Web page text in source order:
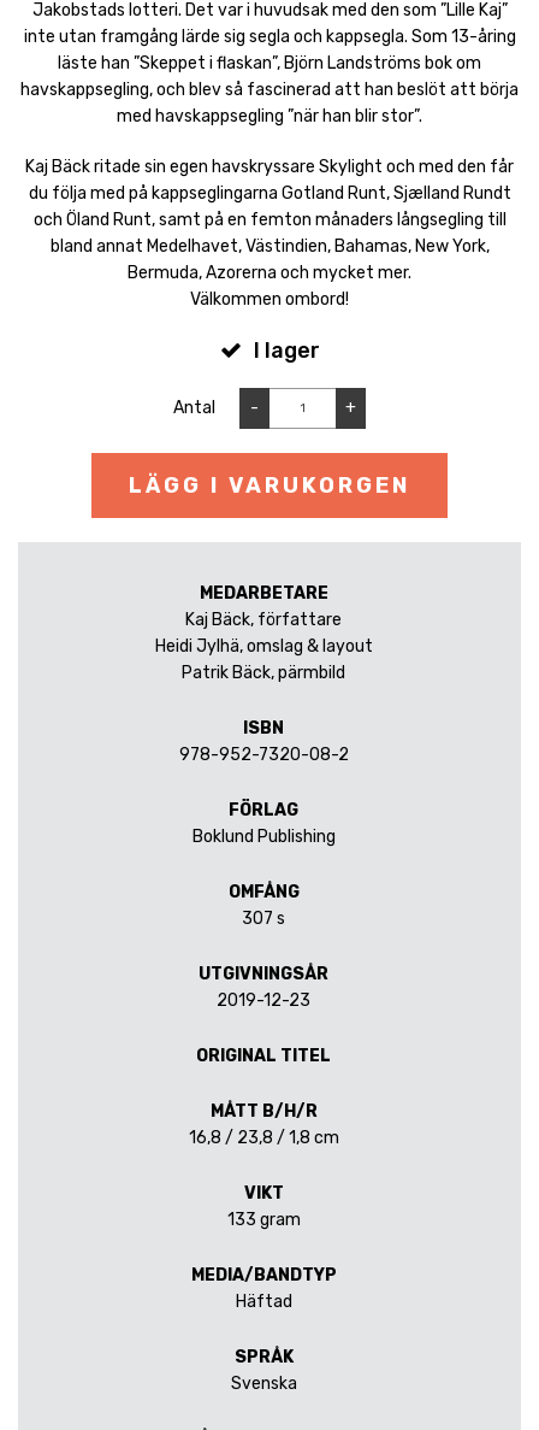
Jakobstads lotteri. Det var i huvudsak med den som ”Lille Kaj”
inte utan framgång lärde sig segla och kappsegla. Som 13-åring
läste han ”Skeppet i flaskan”, Björn Landströms bok om
havskappsegling, och blev så fascinerad att han beslöt att börja
med havskappsegling ”när han blir stor”.
Kaj Bäck ritade sin egen havskryssare Skylight och med den får
du följa med på kappseglingarna Gotland Runt, Sjælland Rundt
och Öland Runt, samt på en femton månaders långsegling till
bland annat Medelhavet, Västindien, Bahamas, New York,
Bermuda, Azorerna och mycket mer.
Välkommen ombord!
I lager
Antal - +
LÄGG I VARUKORGEN
MEDARBETARE
Kaj Bäck, författare
Heidi Jylhä, omslag & layout
Patrik Bäck, pärmbild
ISBN
978-952-7320-08-2
FÖRLAG
Boklund Publishing
OMFÅNG
307 s
UTGIVNINGSÅR
2019-12-23
ORIGINAL TITEL
MÅTT B/H/R
16,8 / 23,8 / 1,8 cm
VIKT
133 gram
MEDIA/BANDTYP
Häftad
SPRÅK
Svenska